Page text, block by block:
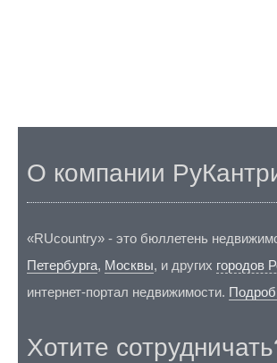
О компании
«RUcountry» - это бюллетень
Петербурга, Москвы, и других городов
интернет-портал недвижимости.
Хотите